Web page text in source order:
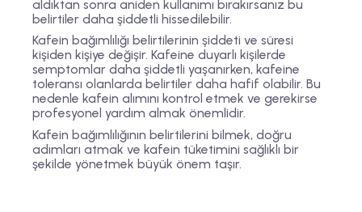
aldıktan sonra aniden kullanımı bırakırsanız bu
belirtiler daha şiddetli hissedilebilir.
Kafein bağımlılığı belirtilerinin şiddeti ve süresi
kişiden kişiye değişir. Kafeine duyarlı kişilerde
semptomlar daha şiddetli yaşanırken, kafeine
toleransı olanlarda belirtiler daha hafif olabilir. Bu
nedenle kafein alımını kontrol etmek ve gerekirse
profesyonel yardım almak önemlidir.
Kafein bağımlılığının belirtilerini bilmek, doğru
adımları atmak ve kafein tüketimini sağlıklı bir
şekilde yönetmek büyük önem taşır.